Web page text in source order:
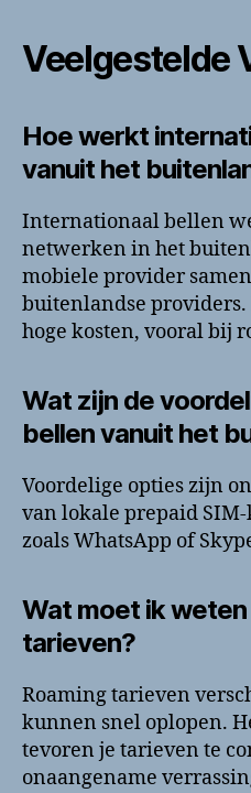
Veelgestelde
Hoe werkt
vanuit het
Internationaal bellen
netwerken in het
mobiele provider
buitenlandse
hoge kosten, vooral bij
Wat zijn de
bellen vanuit het
Voordelige opties zijn
van lokale prepaid
zoals WhatsApp of
Wat moet ik
tarieven?
Roaming tarieven
kunnen snel oplopen.
tevoren je tarieven te
onaangename